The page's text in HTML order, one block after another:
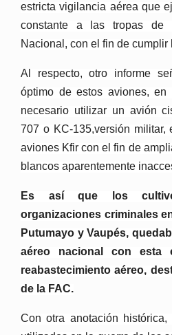
estricta vigilancia aérea que
constante a las tropas de
Nacional, con el fin de
Al respecto, otro informe
óptimo de estos aviones, en
necesario utilizar un avión
707 o KC-135,versión militar,
aviones Kfir con el fin de
blancos aparentemente
Es así que los
organizaciones criminales
Putumayo y Vaupés,
aéreo nacional con esta
reabastecimiento aéreo,
de la FAC.
Con otra anotación